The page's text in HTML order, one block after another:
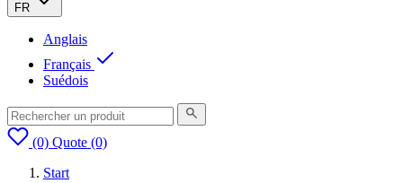
FR
Anglais
Français
Suédois
(0) Quote (0)
Start